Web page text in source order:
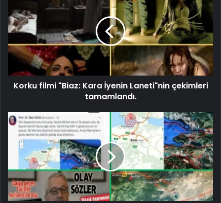
Korku filmi "Biaz: Kara İyenin Laneti"nin çekimleri
tamamlandı.